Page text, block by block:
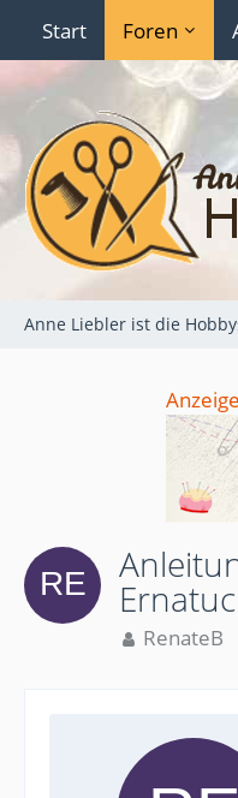
Start Foren
Anne Liebler ist die
RenateB